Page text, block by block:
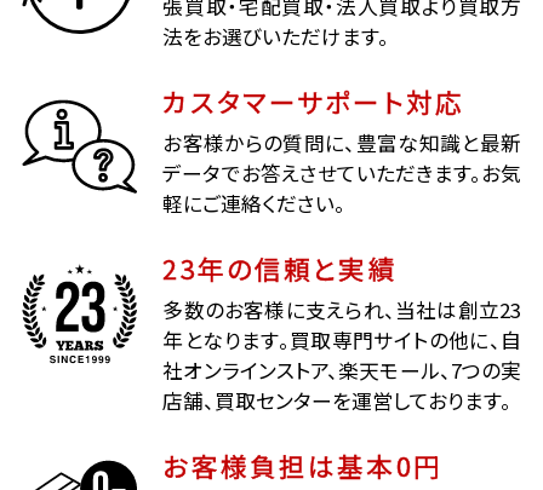
張買取・宅配買取・法人買取より買取方
法をお選びいただけます。
カスタマーサポート対応
お客様からの質問に、豊富な知識と最新
データでお答えさせていただきます。お気
軽にご連絡ください。
23年の信頼と実績
多数のお客様に支えられ、当社は創立23
年となります。買取専門サイトの他に、自
社オンラインストア、楽天モール、7つの実
店舗、買取センターを運営しております。
お客様負担は基本0円